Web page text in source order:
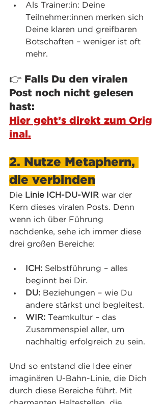
Als Trainer:in: Deine
Teilnehmer:innen merken sich
Deine klaren und greifbaren
Botschaften – weniger ist oft
mehr.
👉 Falls Du den viralen
Post noch nicht gelesen
hast:
Hier geht’s direkt zum Orig
inal.
2. Nutze Metaphern,
die verbinden
Die Linie ICH-DU-WIR war der
Kern dieses viralen Posts. Denn
wenn ich über Führung
nachdenke, sehe ich immer diese
drei großen Bereiche:
ICH: Selbstführung – alles
beginnt bei Dir.
DU: Beziehungen – wie Du
andere stärkst und begleitest.
WIR: Teamkultur – das
Zusammenspiel aller, um
nachhaltig erfolgreich zu sein.
Und so entstand die Idee einer
imaginären U-Bahn-Linie, die Dich
durch diese Bereiche führt. Mit